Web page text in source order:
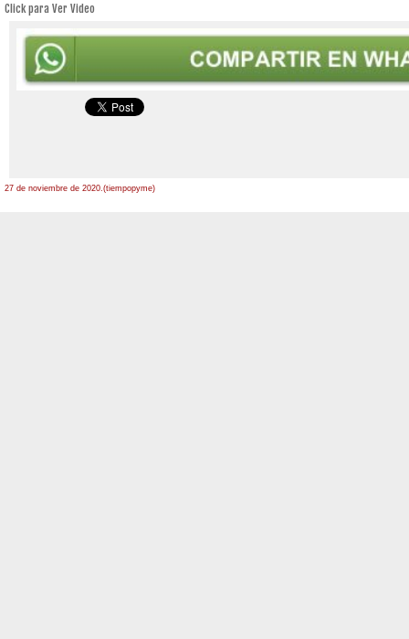
Click para Ver Video
27 de noviembre de 2020.(tiempopyme)